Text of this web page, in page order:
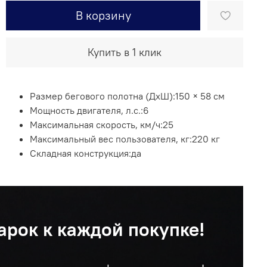
В корзину
Купить в 1 клик
Размер бегового полотна (ДхШ):150 × 58 см
Мощность двигателя, л.с.:6
Максимальная скорость, км/ч:25
Максимальный вес пользователя, кг:220 кг
Складная конструкция:да
к каждой покупке!